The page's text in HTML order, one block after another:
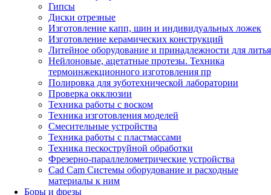
Гипсы
Диски отрезные
Изготовление капп, шин и индивидуальных ложек
Изготовление керамических конструкций
Литейное оборудование и принадлежности для литья
Нейлоновые, ацетатные протезы. Техника
термоинжекционного изготовления пр
Полировка для зуботехнической лаборатории
Проверка окклюзии
Техника работы с воском
Техника изготовления моделей
Смесительные устройства
Техника работы с пластмассами
Техника пескоструйной обработки
Фрезерно-параллелометрические устройства
Cad Cam Системы оборудование и расходные
материалы к ним
Боры и фрезы